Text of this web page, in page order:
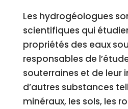
Les hydrogéologues
scientifiques qui
propriétés des eaux
responsables de
souterraines et de leur
d’autres substances
minéraux, les sols, les